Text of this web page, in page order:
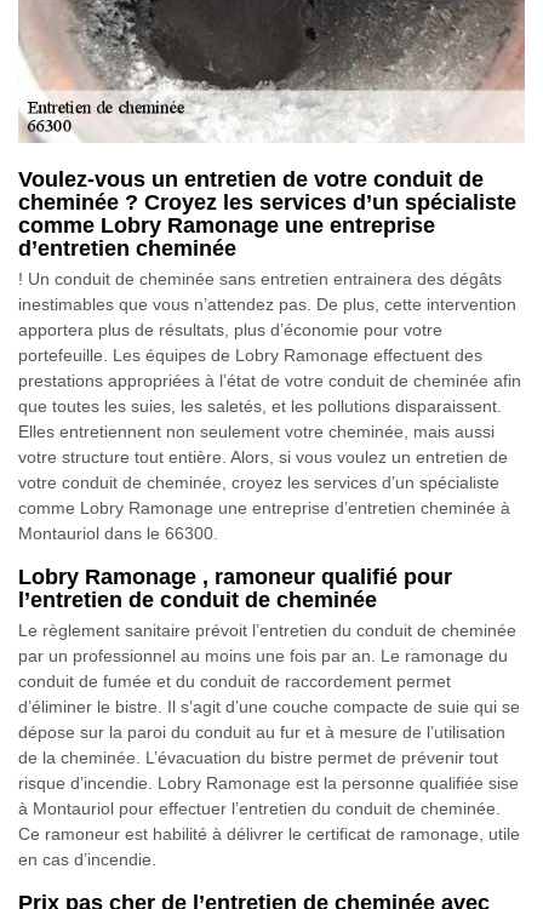
Voulez-vous un entretien de votre conduit de
cheminée ? Croyez les services d’un spécialiste
comme Lobry Ramonage une entreprise
d’entretien cheminée
! Un conduit de cheminée sans entretien entrainera des dégâts
inestimables que vous n’attendez pas. De plus, cette intervention
apportera plus de résultats, plus d’économie pour votre
portefeuille. Les équipes de Lobry Ramonage effectuent des
prestations appropriées à l’état de votre conduit de cheminée afin
que toutes les suies, les saletés, et les pollutions disparaissent.
Elles entretiennent non seulement votre cheminée, mais aussi
votre structure tout entière. Alors, si vous voulez un entretien de
votre conduit de cheminée, croyez les services d’un spécialiste
comme Lobry Ramonage une entreprise d’entretien cheminée à
Montauriol dans le 66300.
Lobry Ramonage , ramoneur qualifié pour
l’entretien de conduit de cheminée
Le règlement sanitaire prévoit l’entretien du conduit de cheminée
par un professionnel au moins une fois par an. Le ramonage du
conduit de fumée et du conduit de raccordement permet
d’éliminer le bistre. Il s’agit d’une couche compacte de suie qui se
dépose sur la paroi du conduit au fur et à mesure de l’utilisation
de la cheminée. L’évacuation du bistre permet de prévenir tout
risque d’incendie. Lobry Ramonage est la personne qualifiée sise
à Montauriol pour effectuer l’entretien du conduit de cheminée.
Ce ramoneur est habilité à délivrer le certificat de ramonage, utile
en cas d’incendie.
Prix pas cher de l’entretien de cheminée avec